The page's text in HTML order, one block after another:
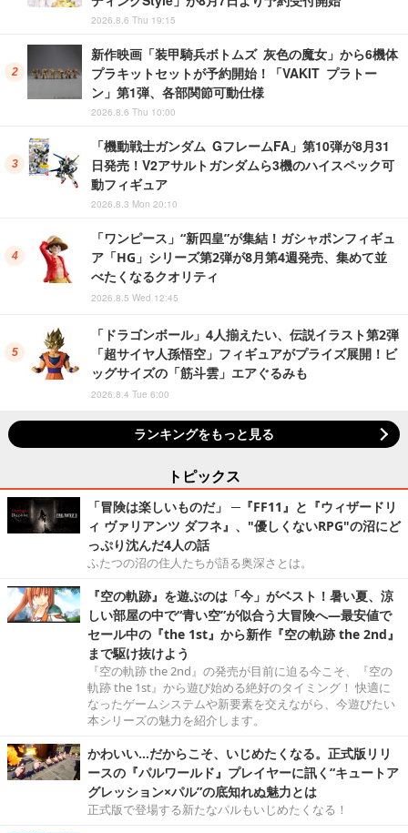
2026.8.6 Thu 19:15
新作映画「装甲騎兵ボトムズ 灰色の魔女」から6機体
プラキットセットが予約開始！「VAKIT プラトー
ン」第1弾、各部関節可動仕様
2026.8.6 Thu 10:00
「機動戦士ガンダム GフレームFA」第10弾が8月31
日発売！V2アサルトガンダムら3機のハイスペック可
動フィギュア
2026.8.3 Mon 20:10
「ワンピース」“新四皇”が集結！ガシャポンフィギュ
ア「HG」シリーズ第2弾が8月第4週発売、集めて並
べたくなるクオリティ
2026.8.5 Wed 12:45
「ドラゴンボール」4人揃えたい、伝説イラスト第2弾
「超サイヤ人孫悟空」フィギュアがプライズ展開！ビ
ッグサイズの「筋斗雲」エアぐるみも
2026.8.4 Tue 6:00
ランキングをもっと見る
トピックス
「冒険は楽しいものだ」 ─『FF11』と『ウィザードリ
ィ ヴァリアンツ ダフネ』、"優しくないRPG"の沼にど
っぷり沈んだ4人の話
ふたつの沼の住人たちが語る奥深さとは。
『空の軌跡』を遊ぶのは「今」がベスト！暑い夏、涼
しい部屋の中で“青い空”が似合う大冒険へ―最安値で
セール中の『the 1st』から新作『空の軌跡 the 2nd』
まで駆け抜けよう
『空の軌跡 the 2nd』の発売が目前に迫る今こそ、『空の
軌跡 the 1st』から遊び始める絶好のタイミング！ 快適に
なったゲームシステムや新要素を交えながら、今遊びたい
本シリーズの魅力を紹介します。
かわいい…だからこそ、いじめたくなる。正式版リリ
ースの『パルワールド』プレイヤーに訊く“キュートア
グレッション×パル”の底知れぬ魅力とは
正式版で登場する新たなパルもいじめたくなる！